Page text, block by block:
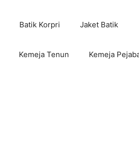
Batik Korpri Jaket Batik
Kemeja Tenun Kemeja